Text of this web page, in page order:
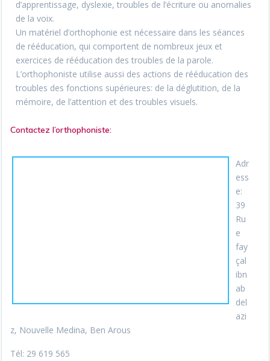
d’apprentissage, dyslexie, troubles de l’écriture ou anomalies
de la voix.
Un matériel d’orthophonie est nécessaire dans les séances
de rééducation, qui comportent de nombreux jeux et
exercices de rééducation des troubles de la parole.
L’orthophoniste utilise aussi des actions de rééducation des
troubles des fonctions supérieures: de la déglutition, de la
mémoire, de l’attention et des troubles visuels.
Contactez l’orthophoniste:
Adr
ess
e:
39
Ru
e
fay
çal
ibn
ab
del
azi
z, Nouvelle Medina, Ben Arous
Tél: 29 619 565